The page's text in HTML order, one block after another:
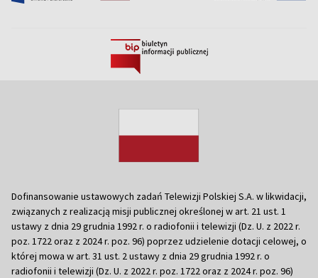
Dofinansowanie ustawowych zadań Telewizji Polskiej S.A. w likwidacji,
związanych z realizacją misji publicznej określonej w art. 21 ust. 1
ustawy z dnia 29 grudnia 1992 r. o radiofonii i telewizji (Dz. U. z 2022 r.
poz. 1722 oraz z 2024 r. poz. 96) poprzez udzielenie dotacji celowej, o
której mowa w art. 31 ust. 2 ustawy z dnia 29 grudnia 1992 r. o
radiofonii i telewizji (Dz. U. z 2022 r. poz. 1722 oraz z 2024 r. poz. 96)